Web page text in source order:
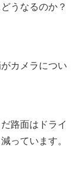
うなるのか？
カメラについ
路面はドライ
っています。